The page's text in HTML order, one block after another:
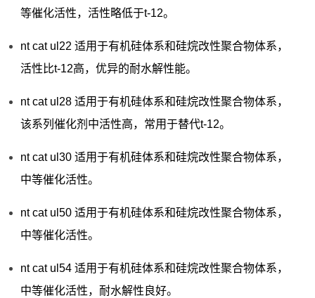
等催化活性，活性略低于t-12。
nt cat ul22 适用于有机硅体系和硅烷改性聚合物体系，
活性比t-12高，优异的耐水解性能。
nt cat ul28 适用于有机硅体系和硅烷改性聚合物体系，
该系列催化剂中活性高，常用于替代t-12。
nt cat ul30 适用于有机硅体系和硅烷改性聚合物体系，
中等催化活性。
nt cat ul50 适用于有机硅体系和硅烷改性聚合物体系，
中等催化活性。
nt cat ul54 适用于有机硅体系和硅烷改性聚合物体系，
中等催化活性，耐水解性良好。